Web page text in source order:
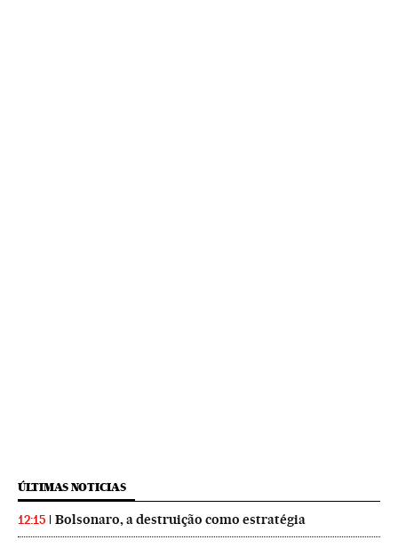
ÚLTIMAS NOTICIAS
12:15 Bolsonaro, a destruição como estratégia